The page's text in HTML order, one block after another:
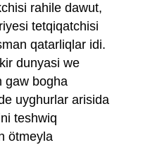
rahile dawut,
tetqiqatchisi
qatarliqlar idi.
dunyasi we
gaw bogha
uyghurlar arisida
teshwiq
ötmeyla